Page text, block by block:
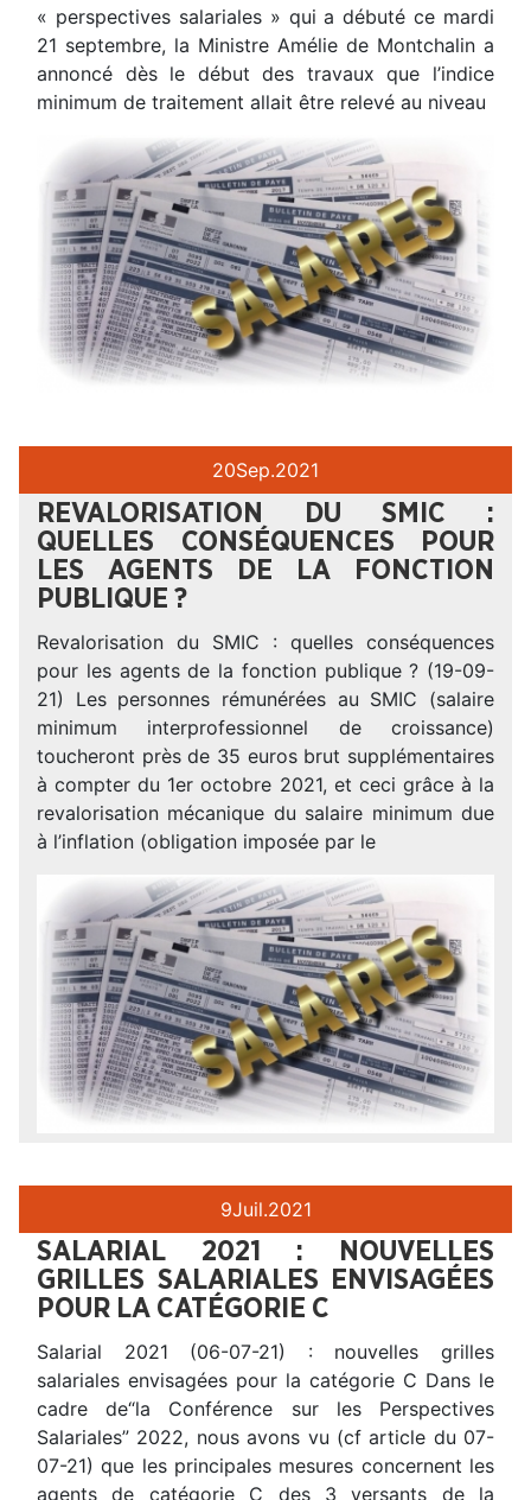
« perspectives salariales » qui a débuté ce mardi
21 septembre, la Ministre Amélie de Montchalin a
annoncé dès le début des travaux que l’indice
minimum de traitement allait être relevé au niveau
20Sep.2021
REVALORISATION DU SMIC :
QUELLES CONSÉQUENCES POUR
LES AGENTS DE LA FONCTION
PUBLIQUE ?
Revalorisation du SMIC : quelles conséquences
pour les agents de la fonction publique ? (19-09-
21) Les personnes rémunérées au SMIC (salaire
minimum interprofessionnel de croissance)
toucheront près de 35 euros brut supplémentaires
à compter du 1er octobre 2021, et ceci grâce à la
revalorisation mécanique du salaire minimum due
à l’inflation (obligation imposée par le
9Juil.2021
SALARIAL 2021 : NOUVELLES
GRILLES SALARIALES ENVISAGÉES
POUR LA CATÉGORIE C
Salarial 2021 (06-07-21) : nouvelles grilles
salariales envisagées pour la catégorie C Dans le
cadre de“la Conférence sur les Perspectives
Salariales” 2022, nous avons vu (cf article du 07-
07-21) que les principales mesures concernent les
agents de catégorie C des 3 versants de la